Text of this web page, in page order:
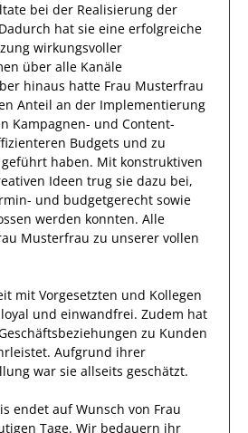
bei der Realisierung der
Dadurch hat sie eine erfolgreiche
wirkungsvoller
über alle Kanäle
hinaus hatte Frau Musterfrau
Anteil an der Implementierung
Kampagnen- und Content-
Budgets und zu
haben. Mit konstruktiven
Ideen trug sie dazu bei,
und budgetgerecht sowie
werden konnten. Alle
Musterfrau zu unserer vollen
mit Vorgesetzten und Kollegen
und einwandfrei. Zudem hat
zu Kunden
. Aufgrund ihrer
war sie allseits geschätzt.
endet auf Wunsch von Frau
Tage. Wir bedauern ihr